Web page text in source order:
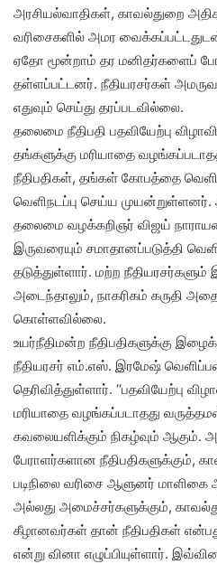
அரசியல்வாதிகள், காவல்துறை
வரிசைகளில் அமர
ஏதோ மூன்றாம் தர மனிதர்களைப்
தள்ளப்பட்டனர். நீதியரசர்கள்
எதுவும் செய்து தரப்படவில்லை.
தலைமை நீதிபதி பதவியேற்பு
தங்களுக்கு மரியாதை
நீதிபதிகள், தங்கள் கோபத்தை
வெளிநடப்பு செய்ய
தலைமை வழக்கறிஞர் விஜய்
இருவரையும் சமாதானப்படுத்தி
தடுத்துள்ளார். மற்ற
அடைந்தாலும், நாகரிகம் கருதி
கொள்ளவில்லை.
உயர்நீதிமன்ற நீதிபதிகளுக்கு
நீதியரசர் எம்.எஸ். இரமேஷ்
தெரிவித்துள்ளார். ‘‘பதவியேற்பு
மரியாதை வழங்கப்படாதது
கவலையளிக்கும் நிகழ்வும் ஆகும்.
பேராளர்களான நீதிபதிகளுக்கும்,
படிநிலை வரிசை ஆளுனர் மாளிகை
அல்லது அமைச்சர்களுக்கும்,
கீழானவர்கள் தான் நீதிபதிகள்
என்று வினா எழுப்பியுள்ளார்.